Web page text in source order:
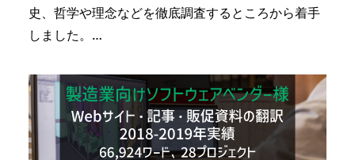
史、哲学や理念などを徹底調査するところから着手
しました。…